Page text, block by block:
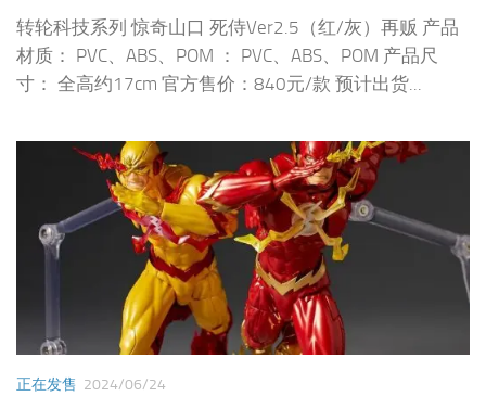
转轮科技系列 惊奇山口 死侍Ver2.5（红/灰）再贩 产品
材质： PVC、ABS、POM ： PVC、ABS、POM 产品尺
寸： 全高约17cm 官方售价：840元/款 预计出货...
正在发售 2024/06/24